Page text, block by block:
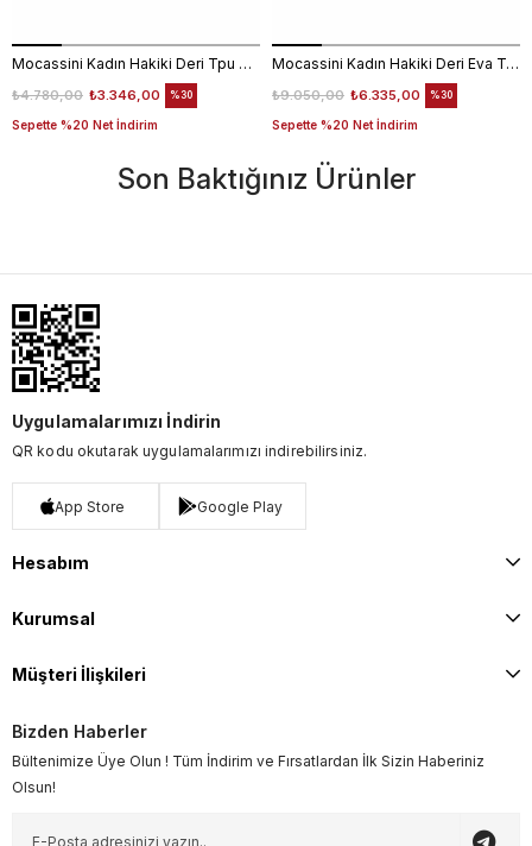
Mocassini Kadın Hakiki Deri Tpu Taban Siyah Günlük Ayakkabı
₺3.346,00
₺4.780,00
Sepette %20 Net İndirim
%30
Mocassini Kadın Hakiki Deri Eva Taban Beyaz Günlük Ayakkabı
₺6.335,00
₺9.050,00
Sepette %20 Net İndirim
%30
Son Baktığınız Ürünler
Uygulamalarımızı İndirin
QR kodu okutarak uygulamalarımızı indirebilirsiniz.
App Store Google Play
Hesabım
Kurumsal
Müşteri İlişkileri
Bizden Haberler
Bültenimize Üye Olun ! Tüm İndirim ve Fırsatlardan İlk Sizin Haberiniz
Olsun!